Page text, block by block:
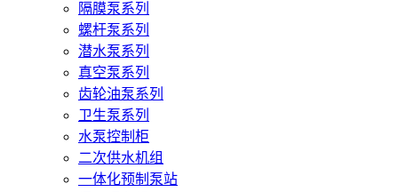
隔膜泵系列
螺杆泵系列
潜水泵系列
真空泵系列
齿轮油泵系列
卫生泵系列
水泵控制柜
二次供水机组
一体化预制泵站